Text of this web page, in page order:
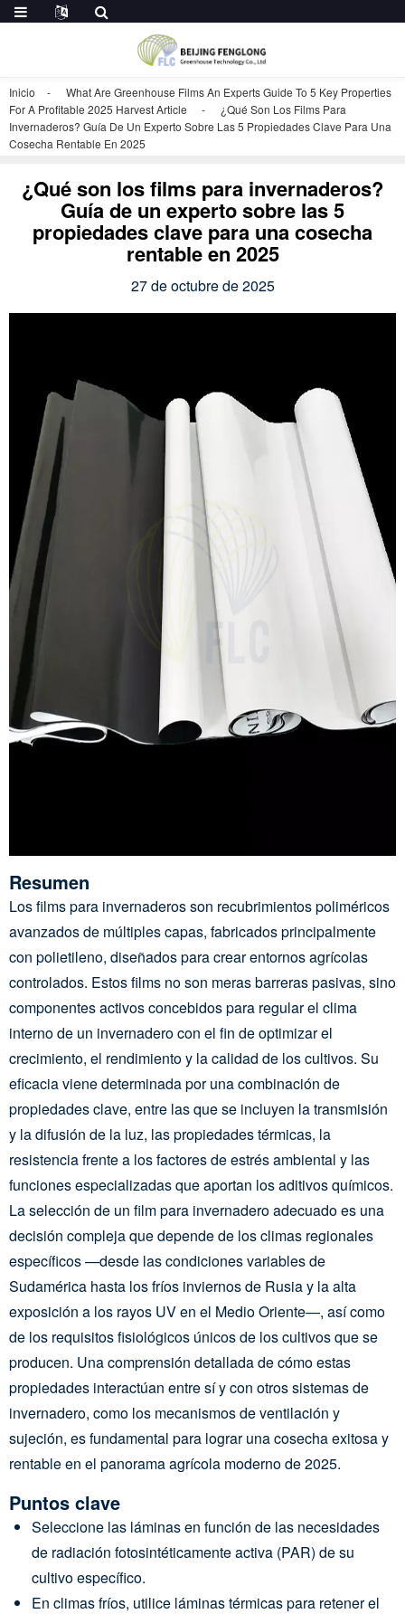
Inicio
What Are Greenhouse Films An Experts Guide To 5 Key Properties
For A Profitable 2025 Harvest Article
¿Qué Son Los Films Para
Invernaderos? Guía De Un Experto Sobre Las 5 Propiedades Clave Para Una
Cosecha Rentable En 2025
¿Qué son los films para invernaderos?
Guía de un experto sobre las 5
propiedades clave para una cosecha
rentable en 2025
27 de octubre de 2025
Resumen
Los films para invernaderos son recubrimientos poliméricos
avanzados de múltiples capas, fabricados principalmente
con polietileno, diseñados para crear entornos agrícolas
controlados. Estos films no son meras barreras pasivas, sino
componentes activos concebidos para regular el clima
interno de un invernadero con el fin de optimizar el
crecimiento, el rendimiento y la calidad de los cultivos. Su
eficacia viene determinada por una combinación de
propiedades clave, entre las que se incluyen la transmisión
y la difusión de la luz, las propiedades térmicas, la
resistencia frente a los factores de estrés ambiental y las
funciones especializadas que aportan los aditivos químicos.
La selección de un film para invernadero adecuado es una
decisión compleja que depende de los climas regionales
específicos —desde las condiciones variables de
Sudamérica hasta los fríos inviernos de Rusia y la alta
exposición a los rayos UV en el Medio Oriente—, así como
de los requisitos fisiológicos únicos de los cultivos que se
producen. Una comprensión detallada de cómo estas
propiedades interactúan entre sí y con otros sistemas de
invernadero, como los mecanismos de ventilación y
sujeción, es fundamental para lograr una cosecha exitosa y
rentable en el panorama agrícola moderno de 2025.
Puntos clave
Seleccione las láminas en función de las necesidades
de radiación fotosintéticamente activa (PAR) de su
cultivo específico.
En climas fríos, utilice láminas térmicas para retener el